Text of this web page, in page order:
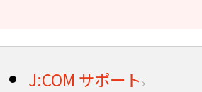
J:COM サポート